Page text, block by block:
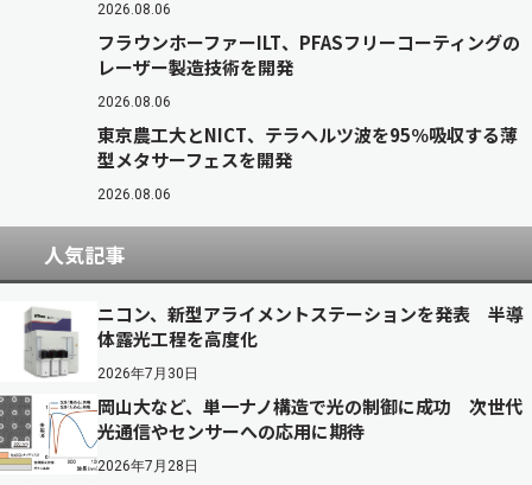
2026.08.06
フラウンホーファーILT、PFASフリーコーティングの
レーザー製造技術を開発
2026.08.06
東京農工大とNICT、テラヘルツ波を95％吸収する薄
型メタサーフェスを開発
2026.08.06
人気記事
ニコン、新型アライメントステーションを発表 半導
体露光工程を高度化
2026年7月30日
岡山大など、単一ナノ構造で光の制御に成功 次世代
光通信やセンサーへの応用に期待
2026年7月28日